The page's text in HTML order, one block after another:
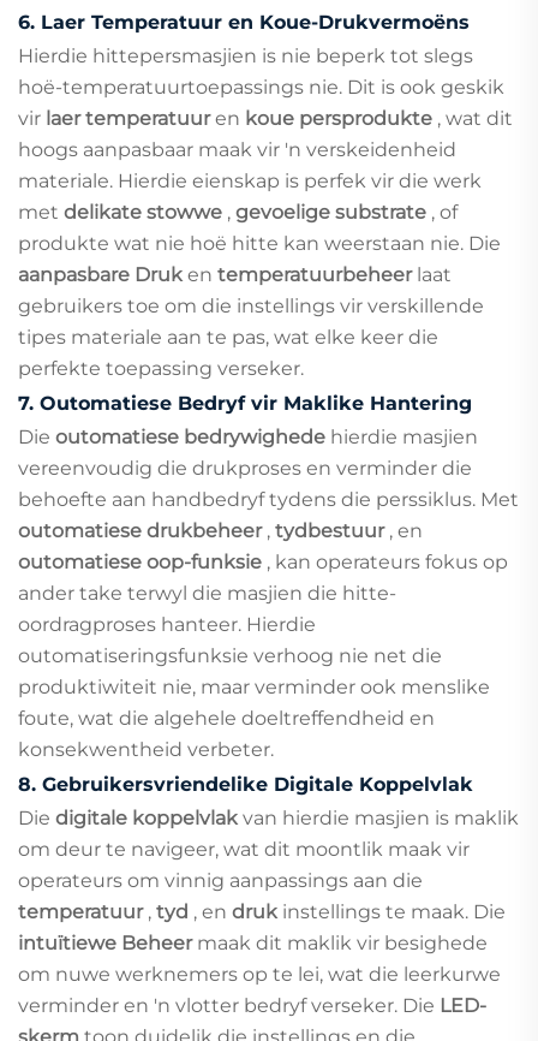
6. Laer Temperatuur en Koue-Drukvermoëns
Hierdie hittepersmasjien is nie beperk tot slegs
hoë-temperatuurtoepassings nie. Dit is ook geskik
vir laer temperatuuren koue persprodukte , wat dit
hoogs aanpasbaar maak vir 'n verskeidenheid
materiale. Hierdie eienskap is perfek vir die werk
met delikate stowwe , gevoelige substrate , of
produkte wat nie hoë hitte kan weerstaan nie. Die
aanpasbare Druk en temperatuurbeheer laat
gebruikers toe om die instellings vir verskillende
tipes materiale aan te pas, wat elke keer die
perfekte toepassing verseker.
7. Outomatiese Bedryf vir Maklike Hantering
Die outomatiese bedrywighede hierdie masjien
vereenvoudig die drukproses en verminder die
behoefte aan handbedryf tydens die perssiklus. Met
outomatiese drukbeheer , tydbestuur , en
outomatiese oop-funksie , kan operateurs fokus op
ander take terwyl die masjien die hitte-
oordragproses hanteer. Hierdie
outomatiseringsfunksie verhoog nie net die
produktiwiteit nie, maar verminder ook menslike
foute, wat die algehele doeltreffendheid en
konsekwentheid verbeter.
8. Gebruikersvriendelike Digitale Koppelvlak
Die digitale koppelvlak van hierdie masjien is maklik
om deur te navigeer, wat dit moontlik maak vir
operateurs om vinnig aanpassings aan die
temperatuur , tyd , en druk instellings te maak. Die
intuïtiewe Beheer maak dit maklik vir besighede
om nuwe werknemers op te lei, wat die leerkurwe
verminder en 'n vlotter bedryf verseker. Die LED-